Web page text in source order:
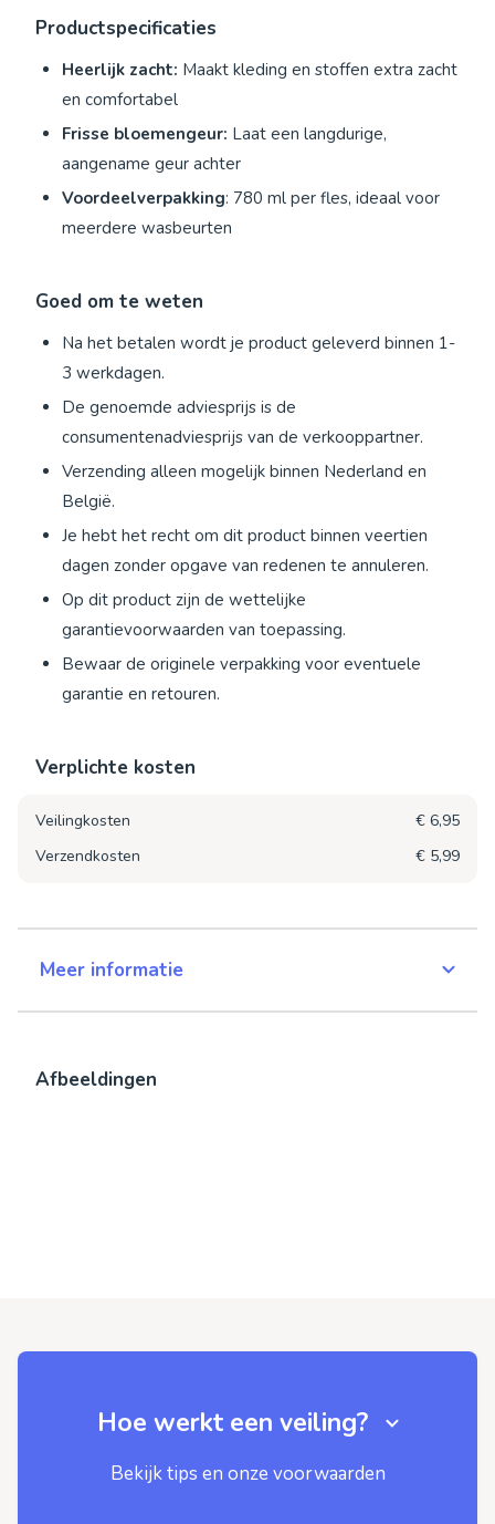
Productspecificaties
Heerlijk zacht: Maakt kleding en stoffen extra zacht
en comfortabel
Frisse bloemengeur: Laat een langdurige,
aangename geur achter
Voordeelverpakking: 780 ml per fles, ideaal voor
meerdere wasbeurten
Goed om te weten
Na het betalen wordt je product geleverd binnen 1-
3 werkdagen.
De genoemde adviesprijs is de
consumentenadviesprijs van de verkooppartner.
Verzending alleen mogelijk binnen Nederland en
België.
Je hebt het recht om dit product binnen veertien
dagen zonder opgave van redenen te annuleren.
Op dit product zijn de wettelijke
garantievoorwaarden van toepassing.
Bewaar de originele verpakking voor eventuele
garantie en retouren.
Verplichte kosten
Veilingkosten
€ 6,95
Verzendkosten
€ 5,99
Meer informatie
Afbeeldingen
Hoe werkt een veiling?
Bekijk tips en onze voorwaarden